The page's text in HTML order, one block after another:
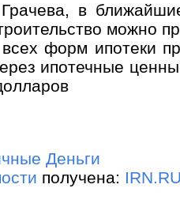
в
можно
форм ипотеки
ипотечные
Деньги
получена: